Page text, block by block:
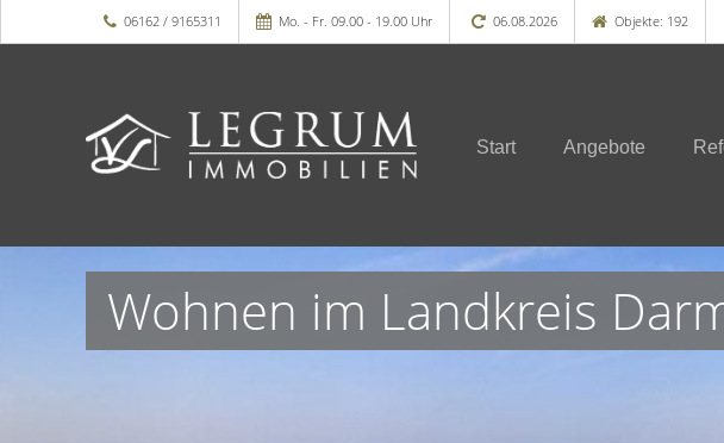
06162 / 9165311 Mo. - Fr. 09.00 - 19.00 Uhr 06.08.2026 Objekte: 192
Start Angebote
Wohnen im Landkreis